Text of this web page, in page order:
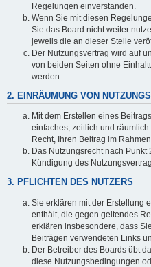
Regelungen einverstanden.
Wenn Sie mit diesen
Sie das Board nicht weiter
jeweils die an dieser Stelle
Der Nutzungsvertrag wird auf
von beiden Seiten ohne
werden.
2. EINRÄUMUNG VON
Mit dem Erstellen eines
einfaches, zeitlich und
Recht, Ihren Beitrag im
Das Nutzungsrecht nach
Kündigung des
3. PFLICHTEN DES NUTZERS
Sie erklären mit der Erstellung
enthält, die gegen geltendes
erklären insbesondere, dass
Beiträgen verwendeten Links
Der Betreiber des Boards übt
diese Nutzungsbedingungen